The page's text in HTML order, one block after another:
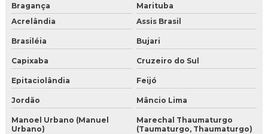
Bragança
Marituba
Acrelândia
Assis Brasil
Brasiléia Bujari
Capixaba Cruzeiro do Sul
Epitaciolândia Feijó
Jordão Mâncio Lima
Manoel Urbano (Manuel
Urbano)
Marechal Thaumaturgo
(Taumaturgo, Thaumaturgo)